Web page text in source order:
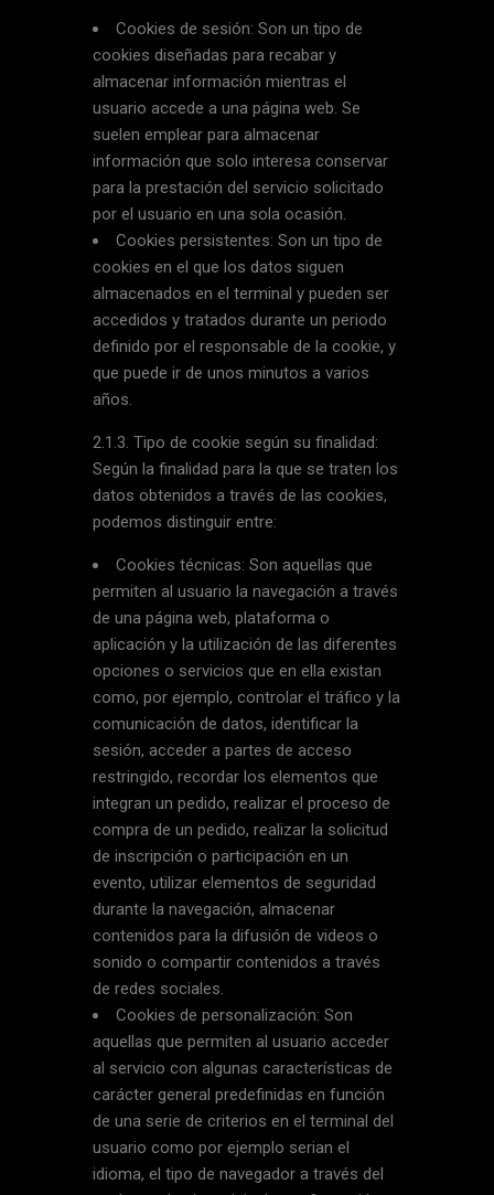
Cookies de sesión: Son un tipo de
cookies diseñadas para recabar y
almacenar información mientras el
usuario accede a una página web. Se
suelen emplear para almacenar
información que solo interesa conservar
para la prestación del servicio solicitado
por el usuario en una sola ocasión.
Cookies persistentes: Son un tipo de
cookies en el que los datos siguen
almacenados en el terminal y pueden ser
accedidos y tratados durante un periodo
definido por el responsable de la cookie, y
que puede ir de unos minutos a varios
años.
2.1.3. Tipo de cookie según su finalidad:
Según la finalidad para la que se traten los
datos obtenidos a través de las cookies,
podemos distinguir entre:
Cookies técnicas: Son aquellas que
permiten al usuario la navegación a través
de una página web, plataforma o
aplicación y la utilización de las diferentes
opciones o servicios que en ella existan
como, por ejemplo, controlar el tráfico y la
comunicación de datos, identificar la
sesión, acceder a partes de acceso
restringido, recordar los elementos que
integran un pedido, realizar el proceso de
compra de un pedido, realizar la solicitud
de inscripción o participación en un
evento, utilizar elementos de seguridad
durante la navegación, almacenar
contenidos para la difusión de videos o
sonido o compartir contenidos a través
de redes sociales.
Cookies de personalización: Son
aquellas que permiten al usuario acceder
al servicio con algunas características de
carácter general predefinidas en función
de una serie de criterios en el terminal del
usuario como por ejemplo serian el
idioma, el tipo de navegador a través del